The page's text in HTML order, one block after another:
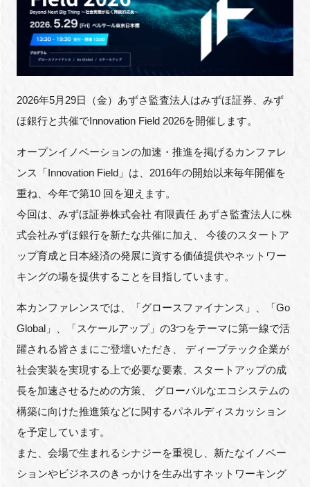
インタビュー・コラム
ニュース・掲示板
特別会員
施設・アクセス
FAQ
イベントお知らせメール登録
2026年5月29日（金）あずさ監査法人はみずほ証券、みず
ほ銀行と共催でInnovation Field 2026を開催します。
オープンイノベーションの加速・推進を掲げるカンファレ
ンス「Innovation Field」は、2016年の開始以来毎年開催を
重ね、今年で第10 回を迎えます。
今回は、みずほ証券株式会社 有限責任 あずさ監査法人に株
式会社みずほ銀行を新たな共催に加え、 今後のスタートア
ップ育成と日本経済の発展に資する価値提供やネットワー
キングの場を提供することを目指しています。
本カンファレンスでは、「グロースファイナンス」、「Go
Global」、「スケールアップ」の3つをテーマに第一線で活
躍される皆さまにご登壇いただき、 ディープテック企業が
社会実装を実現する上で必要な要素、スタートアップの成
長を加速させるための方策、 グローバルなエコシステムの
構築に向けた推進策などに関するパネルディスカッション
を予定しています。
また、会場で生まれるシナジーを重視し、新たなイノベー
ションやビジネスのきっかけを生み出すネットワーキング